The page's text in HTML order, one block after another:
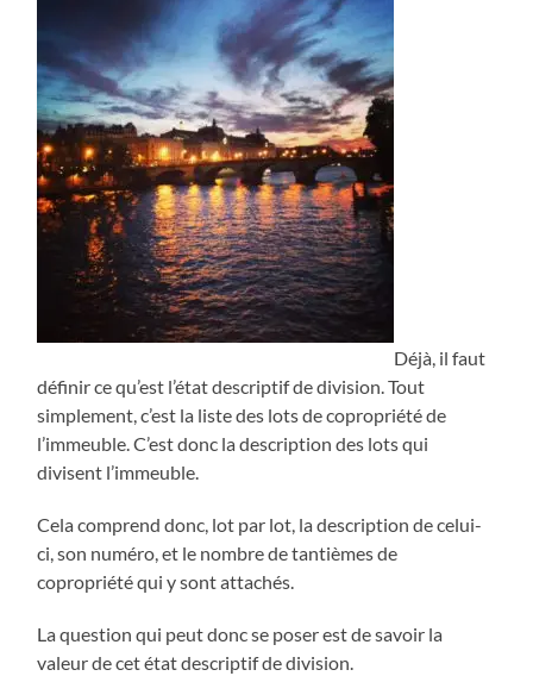
Déjà, il faut
définir ce qu’est l’état descriptif de division. Tout
simplement, c’est la liste des lots de copropriété de
l’immeuble. C’est donc la description des lots qui
divisent l’immeuble.
Cela comprend donc, lot par lot, la description de celui-
ci, son numéro, et le nombre de tantièmes de
copropriété qui y sont attachés.
La question qui peut donc se poser est de savoir la
valeur de cet état descriptif de division.